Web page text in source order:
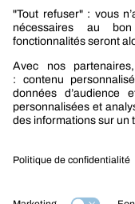
Nouveautés construction
CARRIÈRES
NOTRE OFFRE
Entre vous et nous
Nous contacter